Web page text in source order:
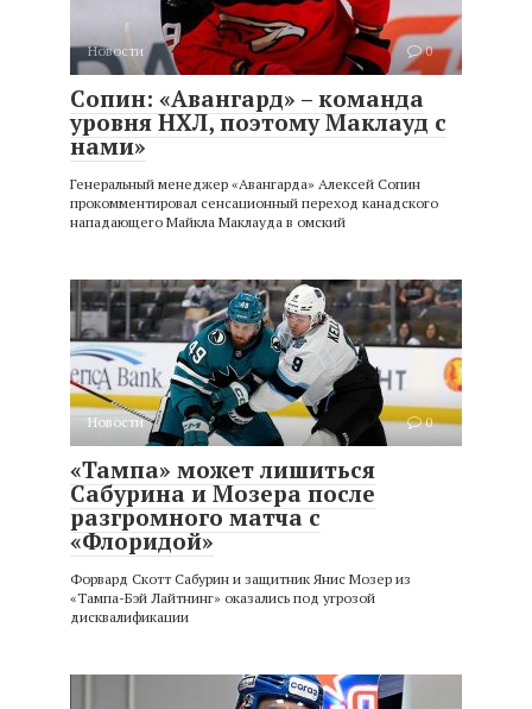
Новости 0
Сопин: «Авангард» – команда
уровня НХЛ, поэтому Маклауд с
нами»
Генеральный менеджер «Авангарда» Алексей Сопин
прокомментировал сенсационный переход канадского
нападающего Майкла Маклауда в омский
Новости 0
«Тампа» может лишиться
Сабурина и Мозера после
разгромного матча с
«Флоридой»
Форвард Скотт Сабурин и защитник Янис Мозер из
«Тампа-Бэй Лайтнинг» оказались под угрозой
дисквалификации